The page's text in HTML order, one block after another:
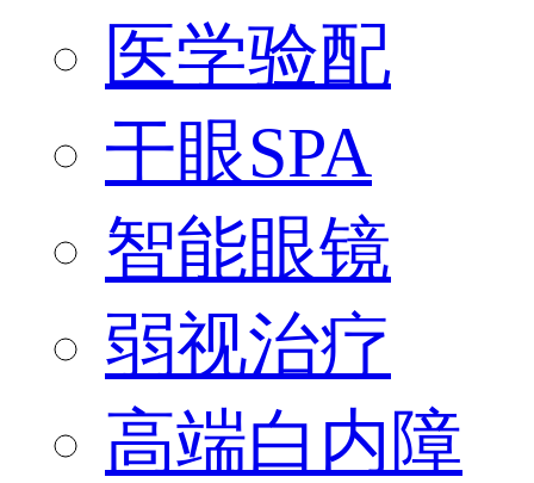
医学验配
干眼SPA
智能眼镜
弱视治疗
高端白内障